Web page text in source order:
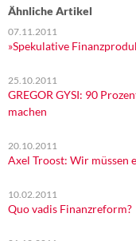
Ähnliche Artikel
07.11.2011
»Spekulative
25.10.2011
GREGOR GYSI: 90
machen
20.10.2011
Axel Troost: Wir müssen
10.02.2011
Quo vadis Finanzreform?